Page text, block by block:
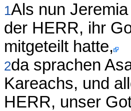
1Als nun
der HERR, ihr
mitgeteilt hatte,
2da sprachen
Kareachs, und
HERR, unser